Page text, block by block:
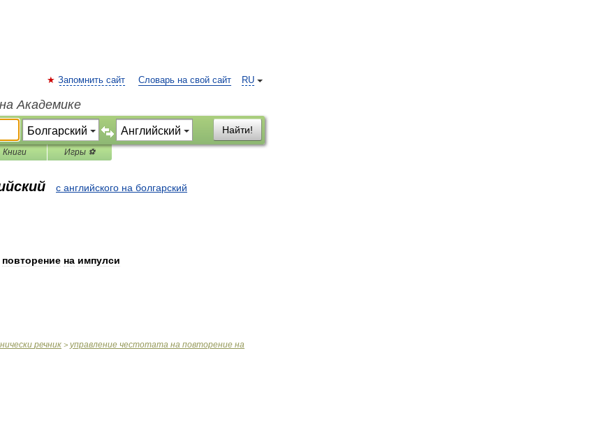
RU
Запомнить сайт Словарь на свой сайт
Академике
Найти!
Книги Игры ⚽
с английского на болгарский
повторение на импулси
речник > управление честотата на повторение на